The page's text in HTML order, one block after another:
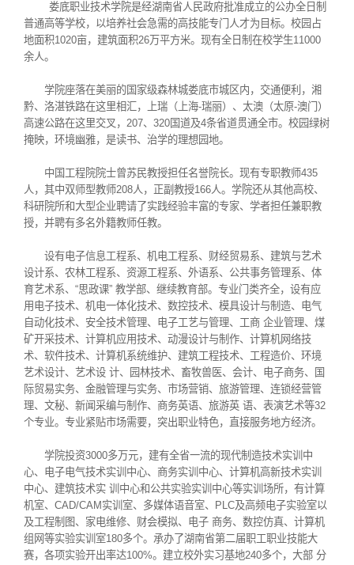
娄底职业技术学院是经湖南省人民政府批准成立的公办全日制
普通高等学校，以培养社会急需的高技能专门人才为目标。校园占
地面积1020亩，建筑面积26万平方米。现有全日制在校学生11000
余人。
学院座落在美丽的国家级森林城娄底市城区内，交通便利，湘
黔、洛湛铁路在这里相汇，上瑞（上海-瑞丽）、太澳（太原-澳门）
高速公路在这里交叉，207、320国道及4条省道贯通全市。校园绿树
掩映，环境幽雅，是读书、治学的理想园地。
中国工程院院士曾苏民教授担任名誉院长。现有专职教师435
人，其中双师型教师208人，正副教授166人。学院还从其他高校、
科研院所和大型企业聘请了实践经验丰富的专家、学者担任兼职教
授，并聘有多名外籍教师任教。
设有电子信息工程系、机电工程系、财经贸易系、建筑与艺术
设计系、农林工程系、资源工程系、外语系、公共事务管理系、体
育艺术系、“思政课” 教学部、继续教育部。专业门类齐全，设有应
用电子技术、机电一体化技术、数控技术、模具设计与制造、电气
自动化技术、安全技术管理、电子工艺与管理、工商 企业管理、煤
矿开采技术、计算机应用技术、动漫设计与制作、计算机网络技
术、软件技术、计算机系统维护、建筑工程技术、工程造价、环境
艺术设计、艺术设 计、园林技术、畜牧兽医、会计、电子商务、国
际贸易实务、金融管理与实务、市场营销、旅游管理、连锁经营管
理、文秘、新闻采编与制作、商务英语、旅游英 语、表演艺术等32
个专业。专业紧贴市场需要，突出职业特色，直接服务地方经济。
学院投资3000多万元，建有全省一流的现代制造技术实训中
心、电子电气技术实训中心、商务实训中心、计算机高新技术实训
中心、建筑技术实 训中心和公共实验实训中心等实训场所，有计算
机室、CAD/CAM实训室、多媒体语音室、PLC及高频电子实验室以
及工程制图、家电维修、财会模拟、电子 商务、数控仿真、计算机
组网等实验实训室180多个。承办了湖南省第二届职工职业技能大
赛，各项实验开出率达100%。建立校外实习基地240多个，大部 分